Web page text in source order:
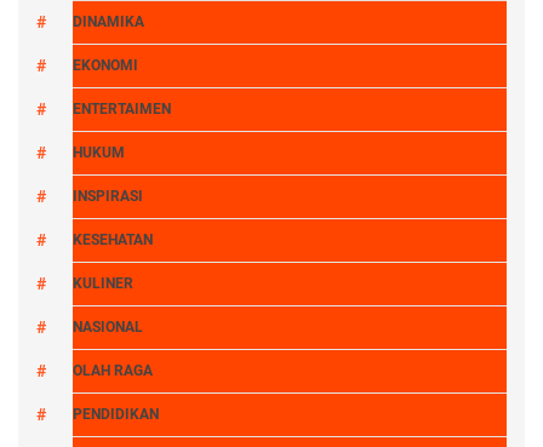
DINAMIKA
EKONOMI
ENTERTAIMEN
HUKUM
INSPIRASI
KESEHATAN
KULINER
NASIONAL
OLAH RAGA
PENDIDIKAN